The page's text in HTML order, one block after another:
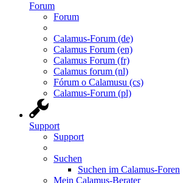
Forum
Forum
Calamus-Forum (de)
Calamus Forum (en)
Calamus Forum (fr)
Calamus forum (nl)
Fórum o Calamusu (cs)
Calamus-Forum (pl)
Support
Support
Suchen
Suchen im Calamus-Foren
Mein Calamus-Berater